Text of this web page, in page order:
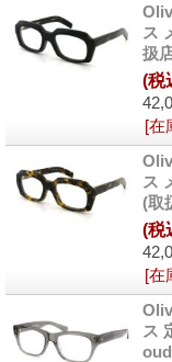
ス
扱
(税
[在
ス
(取
(税
[在
ス